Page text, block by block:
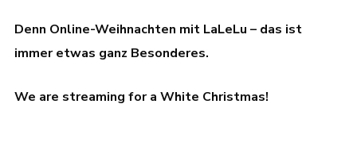
Denn Online-Weihnachten mit LaLeLu – das ist
immer etwas ganz Besonderes.
We are streaming for a White Christmas!